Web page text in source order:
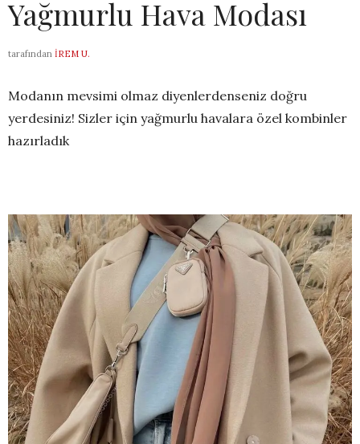
Yağmurlu Hava Modası
tarafından İREM U.
Modanın mevsimi olmaz diyenlerdenseniz doğru
yerdesiniz! Sizler için yağmurlu havalara özel kombinler
hazırladık